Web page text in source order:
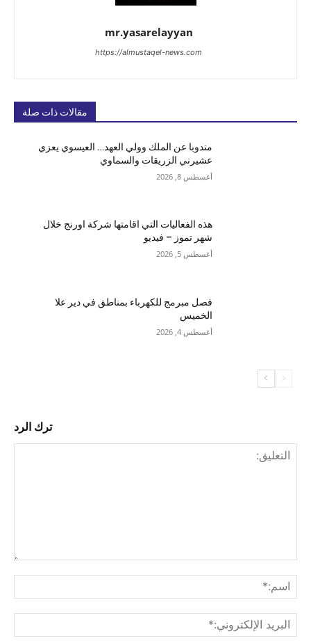
mr.yasarelayyan
https://almustaqel-news.com
مقالات ذات صلة
مندوبا عن الملك وولي العهد… العيسوي يعزي
عشيرني الزريقات والسماوي
أغسطس 8, 2026
هذه الفعاليات التي اقامتها شركة اورنج خلال
شهر تموز – فيديو
أغسطس 5, 2026
فصل مبرمج للكهرباء بمناطق في دير علا
الخميس
أغسطس 4, 2026
ترك الرد